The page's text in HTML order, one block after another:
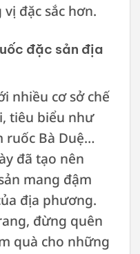
đặc sắc hơn.
đặc sản địa
nhiều cơ sở chế
tiêu biểu như
ruốc Bà Duệ…
đã tạo nên
mang đậm
địa phương.
đừng quên
quà cho những